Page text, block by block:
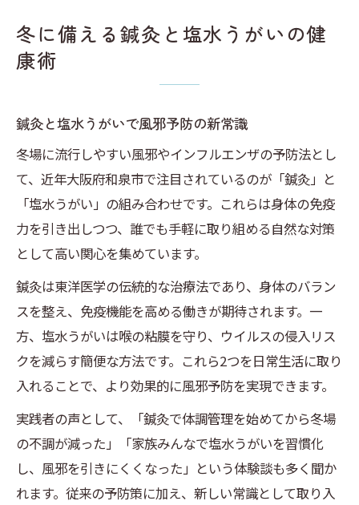
風邪を防ぐ塩水うがいと鍼灸の相乗効果
塩水うがいの正しいやり方とポイント
鍼灸施術後の体調管理に塩水うがいをプラ
ス
家族全員で実践できる予防習慣を作ろう
子どもや高齢者にも安心な自然療法の実践
家庭で取り入れる鍼灸の簡単なポイント
塩水うがいで風邪を遠ざける具体的手順
鍼灸の免疫力アップ効果を家族で体感
鍼灸の力と塩水うがいで免疫力を高める
鍼灸と塩水うがいが免疫力に与える影響
免疫細胞を活性化する鍼灸のメカニズム
塩水うがいの科学的な予防効果を解説
冬に備える鍼灸と塩水うがいの健
康術
鍼灸と塩水うがいで風邪予防の新常識
冬場に流行しやすい風邪やインフルエンザの予防法とし
て、近年大阪府和泉市で注目されているのが「鍼灸」と
「塩水うがい」の組み合わせです。これらは身体の免疫
力を引き出しつつ、誰でも手軽に取り組める自然な対策
として高い関心を集めています。
鍼灸は東洋医学の伝統的な治療法であり、身体のバラン
スを整え、免疫機能を高める働きが期待されます。一
方、塩水うがいは喉の粘膜を守り、ウイルスの侵入リス
クを減らす簡便な方法です。これら2つを日常生活に取り
入れることで、より効果的に風邪予防を実現できます。
実践者の声として、「鍼灸で体調管理を始めてから冬場
の不調が減った」「家族みんなで塩水うがいを習慣化
し、風邪を引きにくくなった」という体験談も多く聞か
れます。従来の予防策に加え、新しい常識として取り入